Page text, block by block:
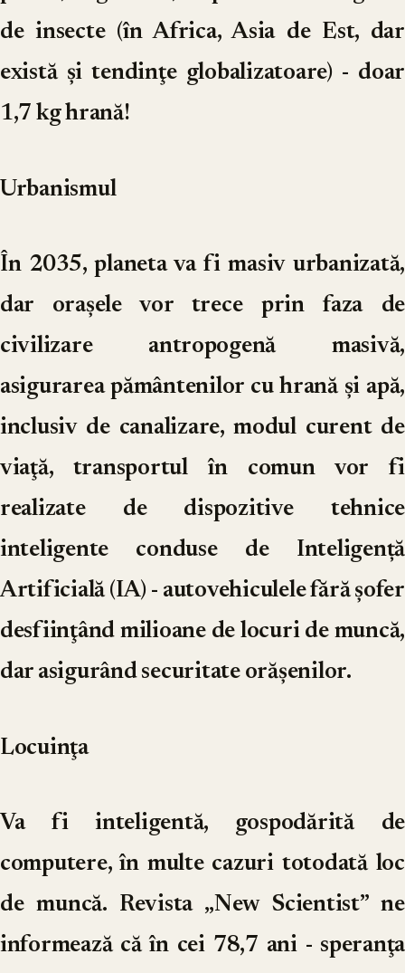
de insecte (în Africa, Asia de Est, dar
există şi tendinţe globalizatoare) - doar
1,7 kg hrană!
Urbanismul
În 2035, planeta va fi masiv urbanizată,
dar oraşele vor trece prin faza de
civilizare antropogenă masivă,
asigurarea pământenilor cu hrană şi apă,
inclusiv de canalizare, modul curent de
viaţă, transportul în comun vor fi
realizate de dispozitive tehnice
inteligente conduse de Inteligență
Artificială (IA) - autovehiculele fără şofer
desfiinţând milioane de locuri de muncă,
dar asigurând securitate orăşenilor.
Locuinţa
Va fi inteligentă, gospodărită de
computere, în multe cazuri totodată loc
de muncă. Revista „New Scientist” ne
informează că în cei 78,7 ani - speranţa